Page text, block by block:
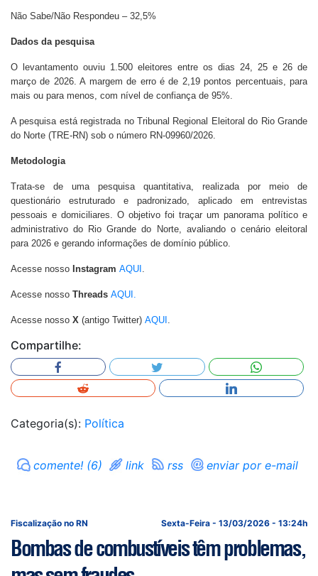
Não Sabe/Não Respondeu – 32,5%
Dados da pesquisa
O levantamento ouviu 1.500 eleitores entre os dias 24, 25 e 26 de
março de 2026. A margem de erro é de 2,19 pontos percentuais, para
mais ou para menos, com nível de confiança de 95%.
A pesquisa está registrada no Tribunal Regional Eleitoral do Rio Grande
do Norte (TRE-RN) sob o número RN-09960/2026.
Metodologia
Trata-se de uma pesquisa quantitativa, realizada por meio de
questionário estruturado e padronizado, aplicado em entrevistas
pessoais e domiciliares. O objetivo foi traçar um panorama político e
administrativo do Rio Grande do Norte, avaliando o cenário eleitoral
para 2026 e gerando informações de domínio público.
Acesse nosso Instagram AQUI
Acesse nosso Threads AQUI.
Acesse nosso X (antigo Twitter) AQUI
Compartilhe:
Categoria(s): Política
comente! (6) link rss enviar por e-mail
Sexta-Feira - 13/03/2026 - 13:24h
Fiscalização no RN
Bombas de combustíveis têm problemas,